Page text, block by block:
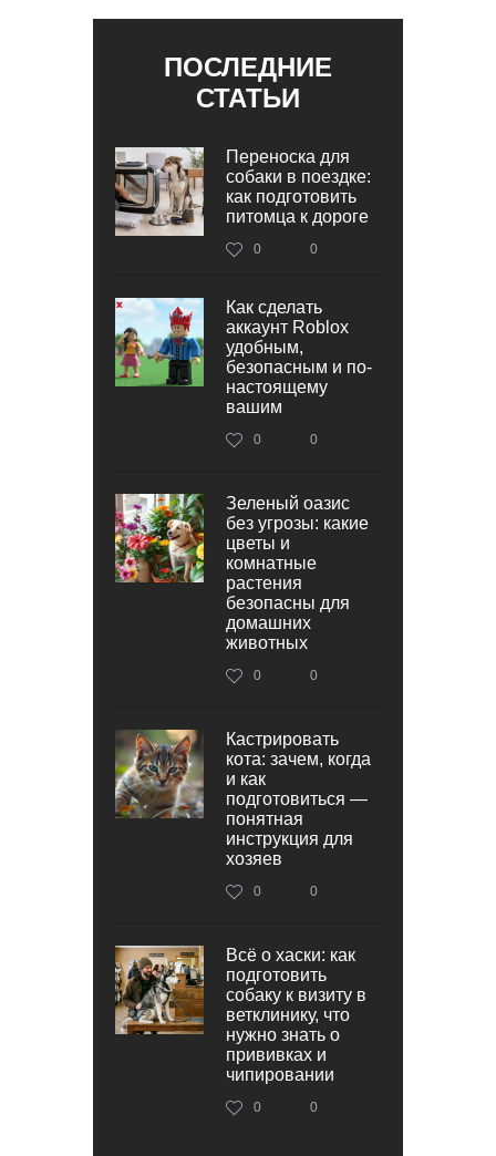
ПОСЛЕДНИЕ
СТАТЬИ
Переноска для
собаки в поездке:
как подготовить
питомца к дороге
0 0
Как сделать
аккаунт Roblox
удобным,
безопасным и по-
настоящему
вашим
0 0
Зеленый оазис
без угрозы: какие
цветы и
комнатные
растения
безопасны для
домашних
животных
0 0
Кастрировать
кота: зачем, когда
и как
подготовиться —
понятная
инструкция для
хозяев
0 0
Всё о хаски: как
подготовить
собаку к визиту в
ветклинику, что
нужно знать о
прививках и
чипировании
0 0